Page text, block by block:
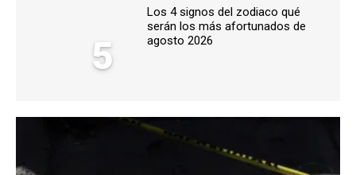
5
Los 4 signos del zodiaco qué
serán los más afortunados de
agosto 2026